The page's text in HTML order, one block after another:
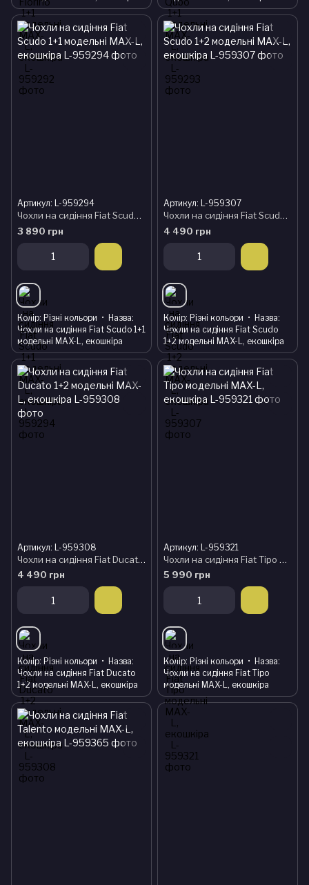
Артикул: L-959294
Чохли на сидіння Fiat Scudo 1+1 модельні MAX-L, екошкіра
3 890 грн
Колір Різні кольори
Назва
Чохли на сидіння Fiat Scudo 1+1
модельні MAX-L, екошкіра
Артикул: L-959307
Чохли на сидіння Fiat Scudo 1+2 модельні MAX-L, екошкіра
4 490 грн
Колір Різні кольори
Назва
Чохли на сидіння Fiat Scudo
1+2 модельні MAX-L, екошкіра
Артикул: L-959308
Чохли на сидіння Fiat Ducato 1+2 модельні MAX-L, екошкіра
4 490 грн
Колір Різні кольори
Назва
Чохли на сидіння Fiat Ducato
1+2 модельні MAX-L, екошкіра
Артикул: L-959321
Чохли на сидіння Fiat Tipo модельні MAX-L, екошкіра
5 990 грн
Колір Різні кольори
Назва
Чохли на сидіння Fiat Tipo
модельні MAX-L, екошкіра